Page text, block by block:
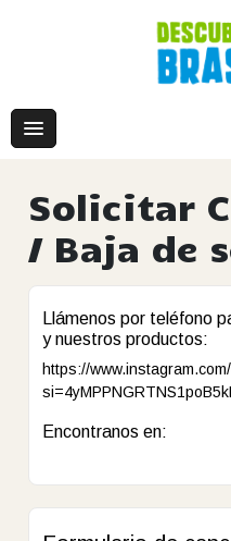
Solicitar
/ Baja de
Llámenos por teléfono
y nuestros productos:
https://
Encontranos en: